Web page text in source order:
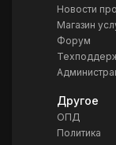
Новости
Магазин
Форум
Другое
ОПД
Политика